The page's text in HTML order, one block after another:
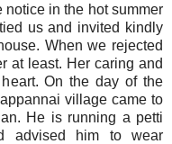
in the hot summer
us and invited kindly
When we rejected
at least. Her caring and
On the day of the
village came to
He is running a petti
advised him to wear